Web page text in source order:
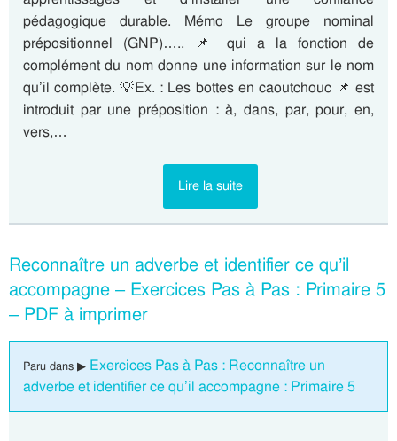
pédagogique durable. Mémo Le groupe nominal
prépositionnel (GNP)….. 📌 qui a la fonction de
complément du nom donne une information sur le nom
qu’il complète. 💡Ex. : Les bottes en caoutchouc 📌 est
introduit par une préposition : à, dans, par, pour, en,
vers,…
Lire la suite
Reconnaître un adverbe et identifier ce qu’il
accompagne – Exercices Pas à Pas : Primaire 5
– PDF à imprimer
Paru dans ▶ Exercices Pas à Pas : Reconnaître un
adverbe et identifier ce qu’il accompagne : Primaire 5